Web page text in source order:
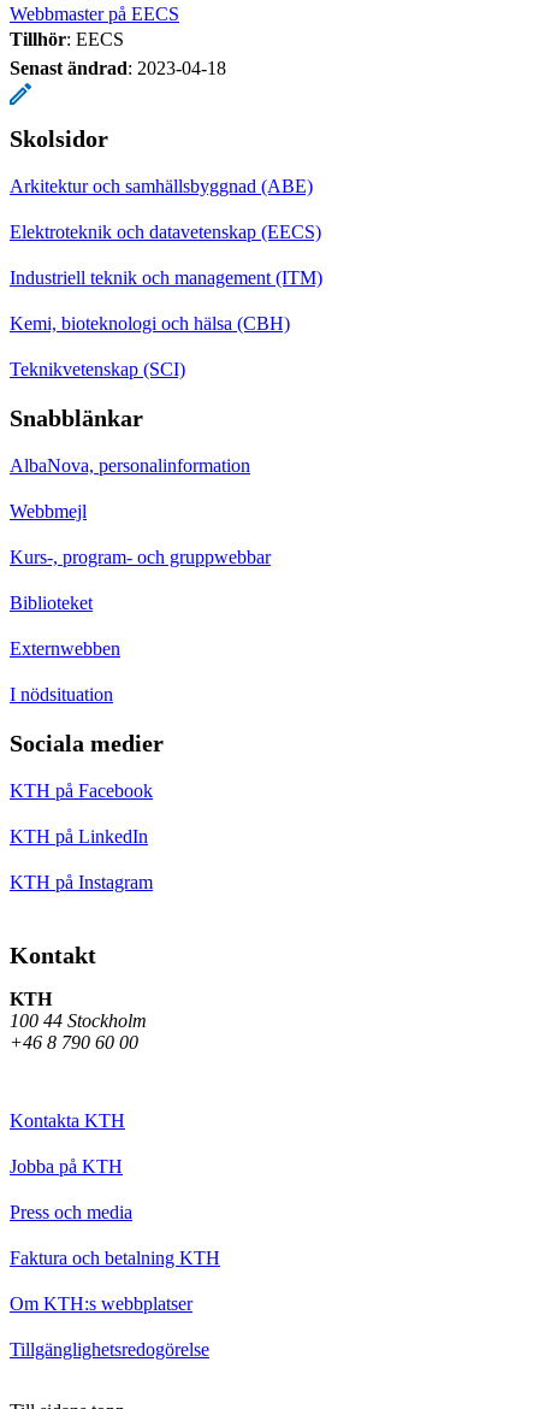
Webbmaster på EECS
Tillhör: EECS
Senast ändrad: 2023-04-18
Skolsidor
Arkitektur och samhällsbyggnad (ABE)
Elektroteknik och datavetenskap (EECS)
Industriell teknik och management (ITM)
Kemi, bioteknologi och hälsa (CBH)
Teknikvetenskap (SCI)
Snabblänkar
AlbaNova, personalinformation
Webbmejl
Kurs-, program- och gruppwebbar
Biblioteket
Externwebben
I nödsituation
Sociala medier
KTH på Facebook
KTH på LinkedIn
KTH på Instagram
Kontakt
KTH
100 44 Stockholm
+46 8 790 60 00
Kontakta KTH
Jobba på KTH
Press och media
Faktura och betalning KTH
Om KTH:s webbplatser
Tillgänglighetsredogörelse